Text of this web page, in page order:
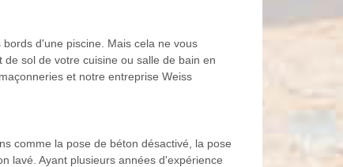
d'une piscine. Mais cela ne vous
sol de votre cuisine ou salle de bain en
et notre entreprise Weiss
comme la pose de béton désactivé, la pose
lavé. Ayant plusieurs années d'expérience